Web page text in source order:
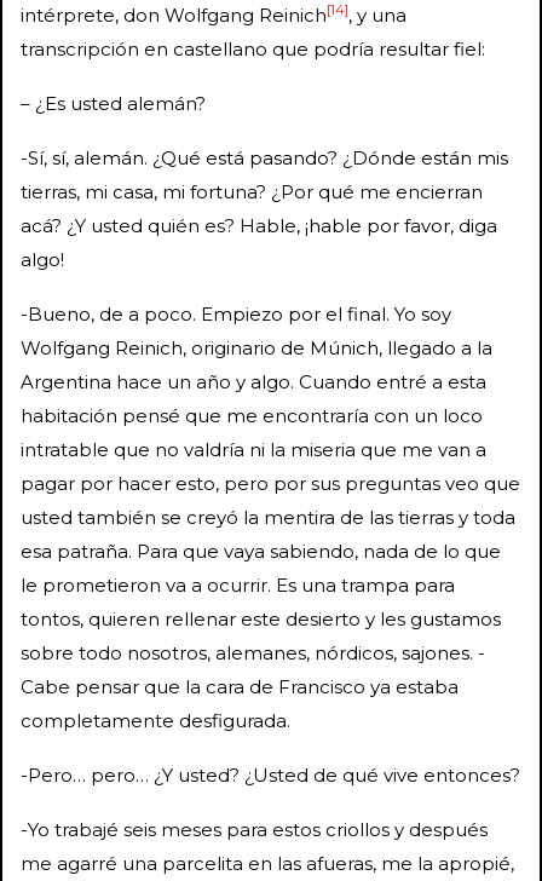
intérprete, don Wolfgang Reinich[14], y una
transcripción en castellano que podría resultar fiel:
– ¿Es usted alemán?
-Sí, sí, alemán. ¿Qué está pasando? ¿Dónde están mis
tierras, mi casa, mi fortuna? ¿Por qué me encierran
acá? ¿Y usted quién es? Hable, ¡hable por favor, diga
algo!
-Bueno, de a poco. Empiezo por el final. Yo soy
Wolfgang Reinich, originario de Múnich, llegado a la
Argentina hace un año y algo. Cuando entré a esta
habitación pensé que me encontraría con un loco
intratable que no valdría ni la miseria que me van a
pagar por hacer esto, pero por sus preguntas veo que
usted también se creyó la mentira de las tierras y toda
esa patraña. Para que vaya sabiendo, nada de lo que
le prometieron va a ocurrir. Es una trampa para
tontos, quieren rellenar este desierto y les gustamos
sobre todo nosotros, alemanes, nórdicos, sajones. -
Cabe pensar que la cara de Francisco ya estaba
completamente desfigurada.
-Pero… pero… ¿Y usted? ¿Usted de qué vive entonces?
-Yo trabajé seis meses para estos criollos y después
me agarré una parcelita en las afueras, me la apropié,